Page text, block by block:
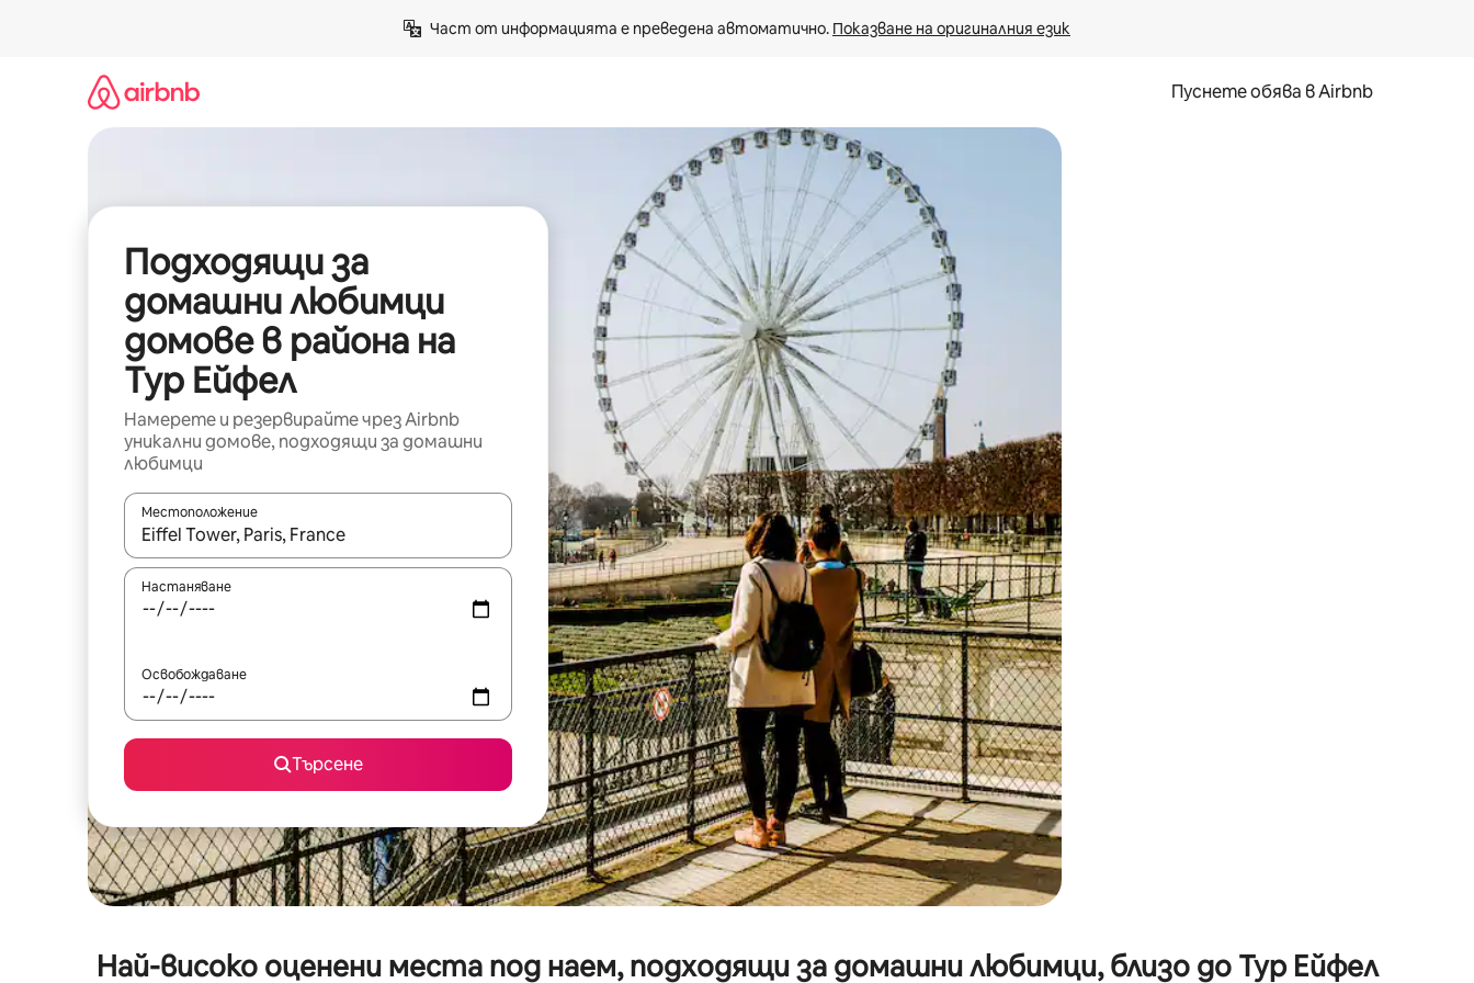
Част от информацията е преведена автоматично. Показване на оригиналния език
Пуснете обява в Airbnb
Подходящи за
домашни любимци
домове в района на
Тур Ейфел
Намерете и резервирайте чрез Airbnb
уникални домове, подходящи за домашни
любимци
Местоположение
Когато резултатите се покажат, използвайте клавишите със стрелки нагоре и надолу или навигирайте с докосване или плъзгане.
Настаняване
Освобождаване
Търсене
Най-високо оценени места под наем, подходящи за домашни любимци, близо до Тур Ейфел